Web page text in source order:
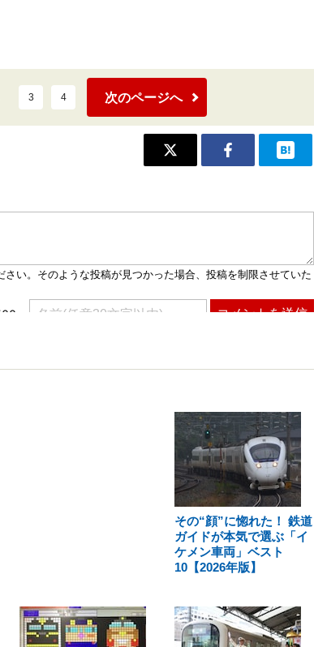
3 4 次のページへ
その“顔”に惚れた！ 鉄道
ガイドが本気で選ぶ「イ
ケメン車両」ベスト
10【2026年版】